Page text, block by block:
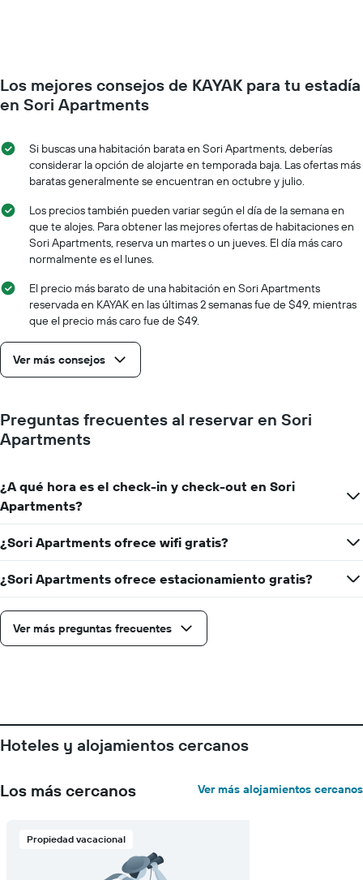
muestra
1
eje
que
indica
el
precio
promedio
de
una
habitación
que
se
fecha
de
gráfico
muestra
que
indica
cantidad
de
días
para
la
gráfico
muestra
Y
que
indica
el
precio
promedio
Los mejores consejos de KAYAK para tu estadía
en Sori Apartments
Si buscas una habitación barata en Sori Apartments, deberías
considerar la opción de alojarte en temporada baja. Las ofertas más
baratas generalmente se encuentran en octubre y julio.
Los precios también pueden variar según el día de la semana en
que te alojes. Para obtener las mejores ofertas de habitaciones en
Sori Apartments, reserva un martes o un jueves. El día más caro
normalmente es el lunes.
El precio más barato de una habitación en Sori Apartments
reservada en KAYAK en las últimas 2 semanas fue de $49, mientras
que el precio más caro fue de $49.
Ver más consejos
Preguntas frecuentes al reservar en Sori
Apartments
¿A qué hora es el check-in y check-out en Sori
Apartments?
¿Sori Apartments ofrece wifi gratis?
¿Sori Apartments ofrece estacionamiento gratis?
Ver más preguntas frecuentes
Hoteles y alojamientos cercanos
Los más cercanos Ver más alojamientos cercanos
Propiedad vacacional